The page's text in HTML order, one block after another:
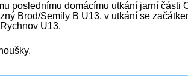
poslednímu domácímu utkání jarní části
Brod/Semily B U13, v utkání se
U13.